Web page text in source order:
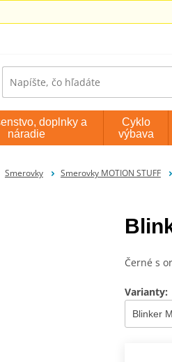
doplnky a
náradie
Cyklo
výbava
Smerovky Smerovky MOTION STUFF
Černé s
Varianty: